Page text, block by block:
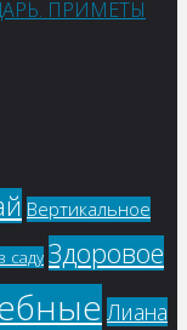
ПРИМЕТЫ
Вертикальное
саду Здоровое
Лиана